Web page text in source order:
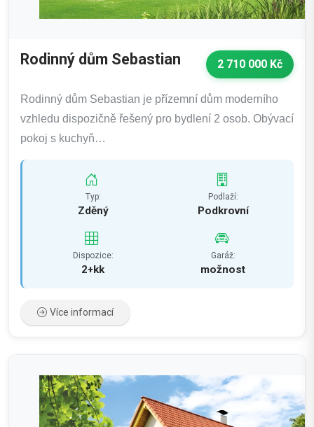
Rodinný dům Sebastian 2 710 000 Kč
Rodinný dům Sebastian je přízemní dům moderního
vzhledu dispozičně řešený pro bydlení 2 osob. Obývací
pokoj s kuchyň…
Typ:
Zděný
Podlaží:
Podkrovní
Dispozice:
2+kk
Garáž:
možnost
Více informací